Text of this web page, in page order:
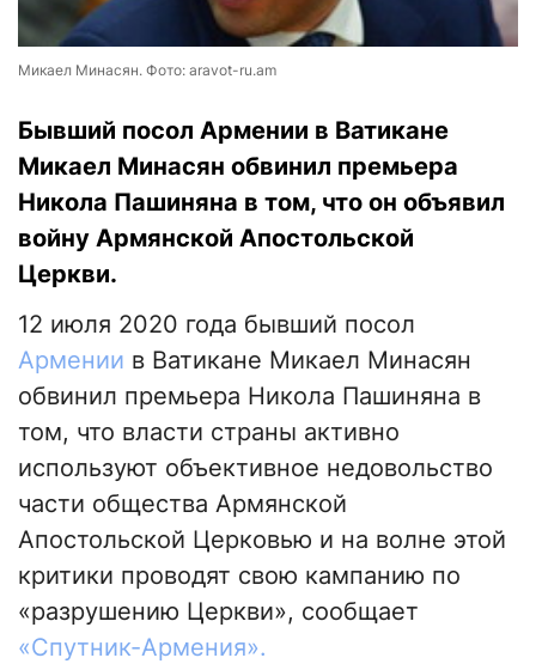
Микаел Минасян. Фото: aravot-ru.am
Бывший посол Армении в Ватикане
Микаел Минасян обвинил премьера
Никола Пашиняна в том, что он объявил
войну Армянской Апостольской
Церкви.
12 июля 2020 года бывший посол
Армении в Ватикане Микаел Минасян
обвинил премьера Никола Пашиняна в
том, что власти страны активно
используют объективное недовольство
части общества Армянской
Апостольской Церковью и на волне этой
критики проводят свою кампанию по
«разрушению Церкви», сообщает
«Спутник-Армения».